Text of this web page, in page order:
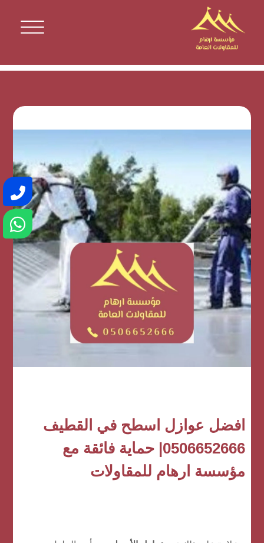
افضل عوازل اسطح في القطيف
0506652666| حماية فائقة مع
مؤسسة ارهام للمقاولات